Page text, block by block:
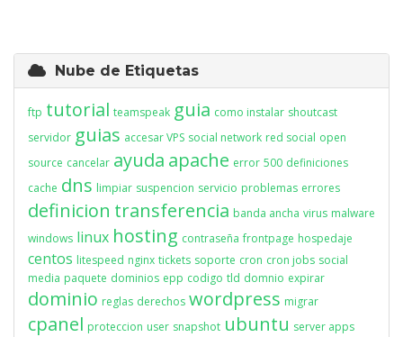
Nube de Etiquetas
ftp tutorial teamspeak guia como instalar shoutcast
servidor guias accesar VPS social network red social open
source cancelar ayuda apache error 500 definiciones
cache dns limpiar suspencion servicio problemas errores
definicion transferencia banda ancha virus malware
windows linux hosting contraseña frontpage hospedaje
centos litespeed nginx tickets soporte cron cron jobs social
media paquete dominios epp codigo tld domnio expirar
dominio reglas derechos wordpress migrar
cpanel proteccion user snapshot ubuntu server apps